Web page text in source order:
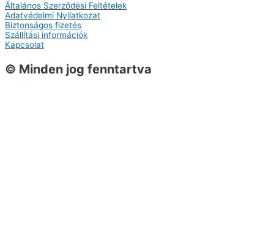
Általános Szerződési Feltételek
Adatvédelmi Nyilatkozat
Biztonságos fizetés
Szállítási információk
Kapcsolat
© Minden jog fenntartva